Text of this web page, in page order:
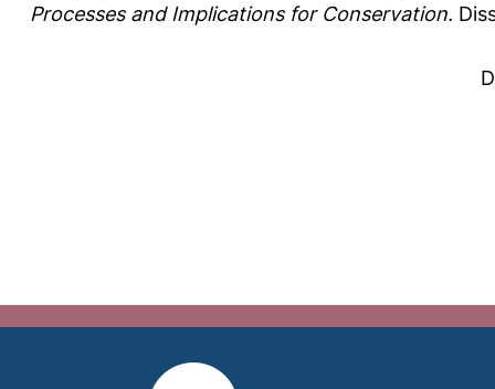
Processes and Implications for Conservation.